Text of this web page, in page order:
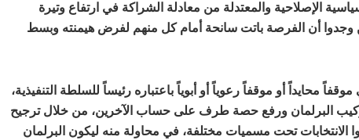
الإصلاحية والمعتدلة من معادلة الشراكة في ارتفاع وتيرة
وجدوا أن الفرصة باتت سانحة أمام كل منهم لفرض هيمنته وبسط
محايداً أو موقفاً رعوياً أو أبوياً باعتباره رئيساً للسلطة التنفيذية،
البرلمان ورفع حصة طرف على حساب الآخرين، من خلال ترجيح
الانتخابات تحت مسميات مختلفة، في محاولة منه ليكون البرلمان